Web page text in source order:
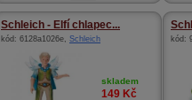
Schleich - Elfí chlapec...
kód: 6128a1026e, Schleich
skladem
149 Kč
kód: